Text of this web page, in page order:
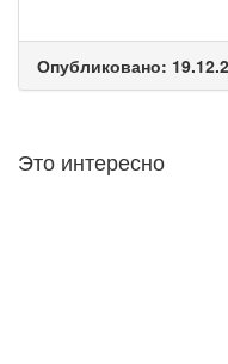
Опубликовано:
Это интересно